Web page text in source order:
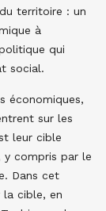
territoire : un
à
qui
social.
économiques,
sur les
leur cible
y compris par le
Dans cet
cible, en